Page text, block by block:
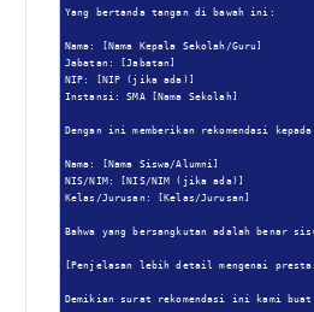
Yang bertanda tangan di bawah ini:
Nama: [Nama Kepala Sekolah/Guru]
Jabatan: [Jabatan]
NIP: [NIP (jika ada)]
Instansi: SMA [Nama Sekolah]
Dengan ini memberikan rekomendasi
Nama: [Nama Siswa/Alumni]
NIS/NIM: [NIS/NIM (jika ada)]
Kelas/Jurusan: [Kelas/Jurusan]
Bahwa yang bersangkutan adalah benar
[Penjelasan lebih detail mengenai
Demikian surat rekomendasi ini kami buat